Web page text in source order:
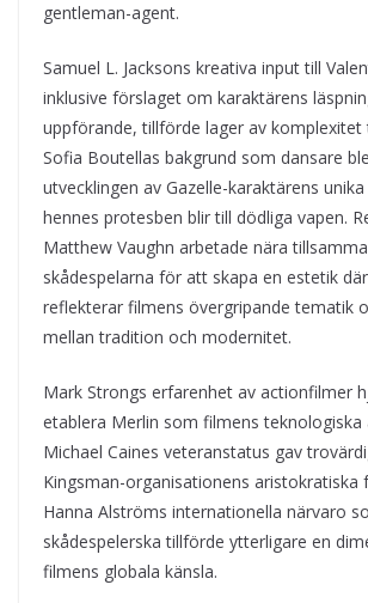
gentleman-agent.
Samuel L. Jacksons kreativa input till
inklusive förslaget om karaktärens
uppförande, tillförde lager av komplexitet
Sofia Boutellas bakgrund som dansare
utvecklingen av Gazelle-karaktärens
hennes protesben blir till dödliga vapen.
Matthew Vaughn arbetade nära
skådespelarna för att skapa en estetik
reflekterar filmens övergripande tematik
mellan tradition och modernitet.
Mark Strongs erfarenhet av actionfilmer
etablera Merlin som filmens teknologiska
Michael Caines veteranstatus gav
Kingsman-organisationens aristokratiska
Hanna Alströms internationella närvaro
skådespelerska tillförde ytterligare en
filmens globala känsla.